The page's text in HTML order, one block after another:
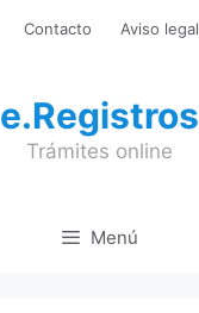
Contacto Aviso legal
e.Registros
Trámites online
Menú